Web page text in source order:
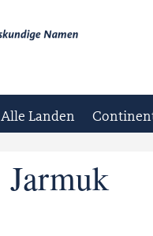
Alle Landen
Jarmuk